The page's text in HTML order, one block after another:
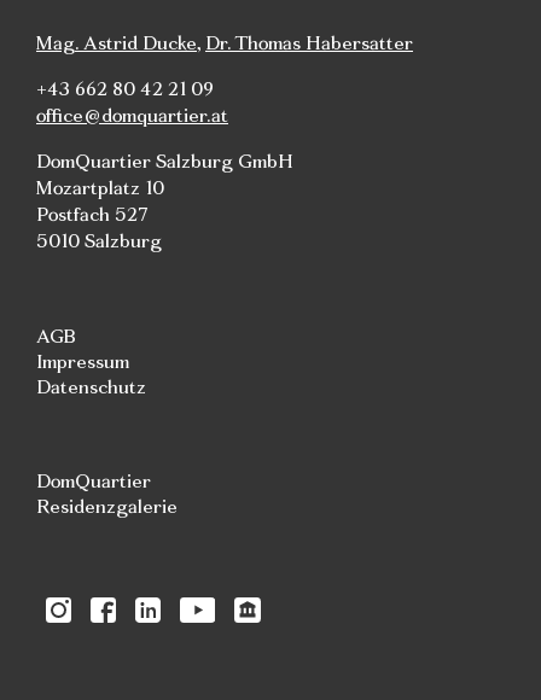
Mag. Astrid Ducke, Dr. Thomas Habersatter
+43 662 80 42 21 09
office@domquartier.at
DomQuartier Salzburg GmbH
Mozartplatz 10
Postfach 527
5010 Salzburg
AGB
Impressum
Datenschutz
DomQuartier
Residenzgalerie